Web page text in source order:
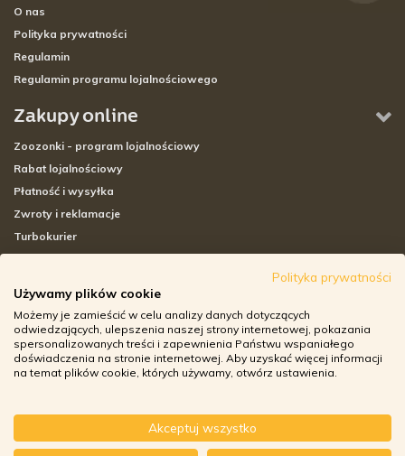
O nas
Polityka prywatności
Regulamin
Regulamin programu lojalnościowego
Zakupy online
Zoozonki - program lojalnościowy
Rabat lojalnościowy
Płatność i wysyłka
Zwroty i reklamacje
Turbokurier
Adresy sklepów stacjonarnych
Godziny otwarcia sklepów
Aplikacja zoozone.pl
Zwroty i reklamacje
Polityka prywatności
Używamy plików cookie
Możemy je zamieścić w celu analizy danych dotyczących
odwiedzających, ulepszenia naszej strony internetowej, pokazania
spersonalizowanych treści i zapewnienia Państwu wspaniałego
doświadczenia na stronie internetowej. Aby uzyskać więcej informacji
na temat plików cookie, których używamy, otwórz ustawienia.
Akceptuj wszystko